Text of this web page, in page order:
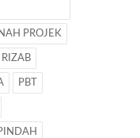
PROJEK
RIZAB
PBT